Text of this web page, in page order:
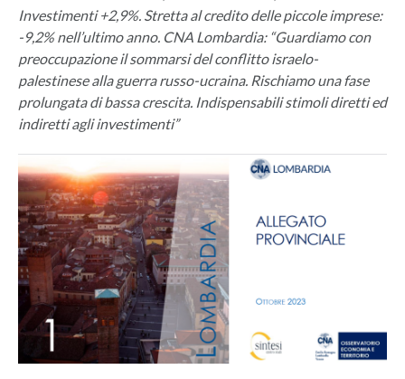
Investimenti +2,9%. Stretta al credito delle piccole imprese:
-9,2% nell’ultimo anno. CNA Lombardia: “Guardiamo con
preoccupazione il sommarsi del conflitto israelo-
palestinese alla guerra russo-ucraina. Rischiamo una fase
prolungata di bassa crescita. Indispensabili stimoli diretti ed
indiretti agli investimenti”